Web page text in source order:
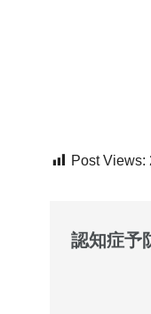
Post Views:
認知症予